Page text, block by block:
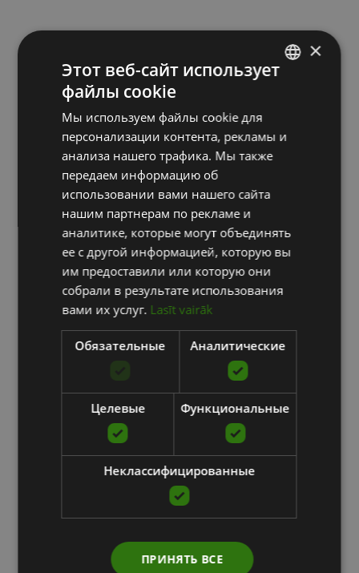
×
Этот веб-сайт использует
файлы cookie
Мы используем файлы cookie для
персонализации контента, рекламы и
анализа нашего трафика. Мы также
передаем информацию об
использовании вами нашего сайта
нашим партнерам по рекламе и
аналитике, которые могут объединять
ее с другой информацией, которую вы
им предоставили или которую они
собрали в результате использования
вами их услуг. Lasīt vairāk
Обязательные Аналитические
Целевые Функциональные
Неклассифицированные
ПРИНЯТЬ ВСЕ